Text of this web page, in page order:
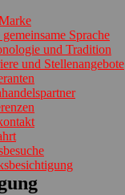
Sprache
und Tradition
und Stellenangebote